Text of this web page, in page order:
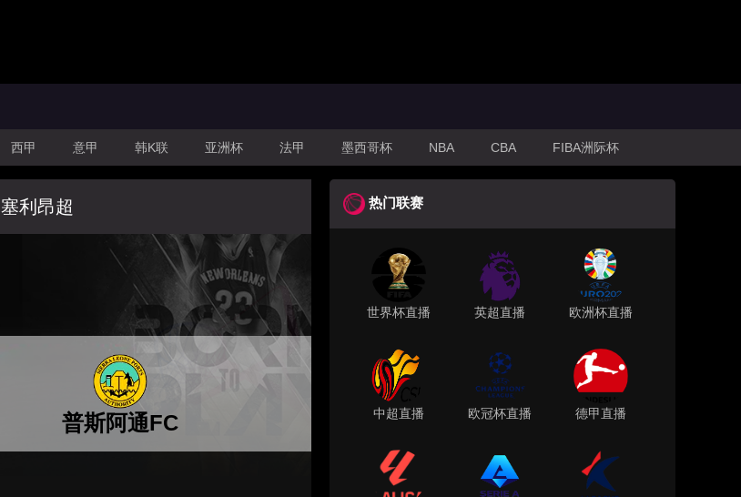
西甲 意甲 韩K联 亚洲杯 法甲 墨西哥杯 NBA CBA FIBA洲际杯
塞利昂超
普斯阿通FC
热门联赛
世界杯直播 英超直播 欧洲杯直播
中超直播 欧冠杯直播 德甲直播